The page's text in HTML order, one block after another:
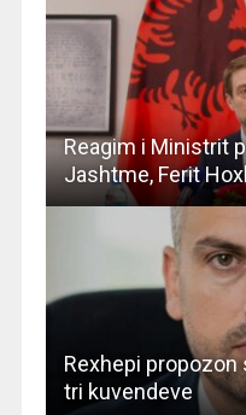
Reagim i Ministrit
Jashtme, Ferit
Rexhepi
tri kuvendeve